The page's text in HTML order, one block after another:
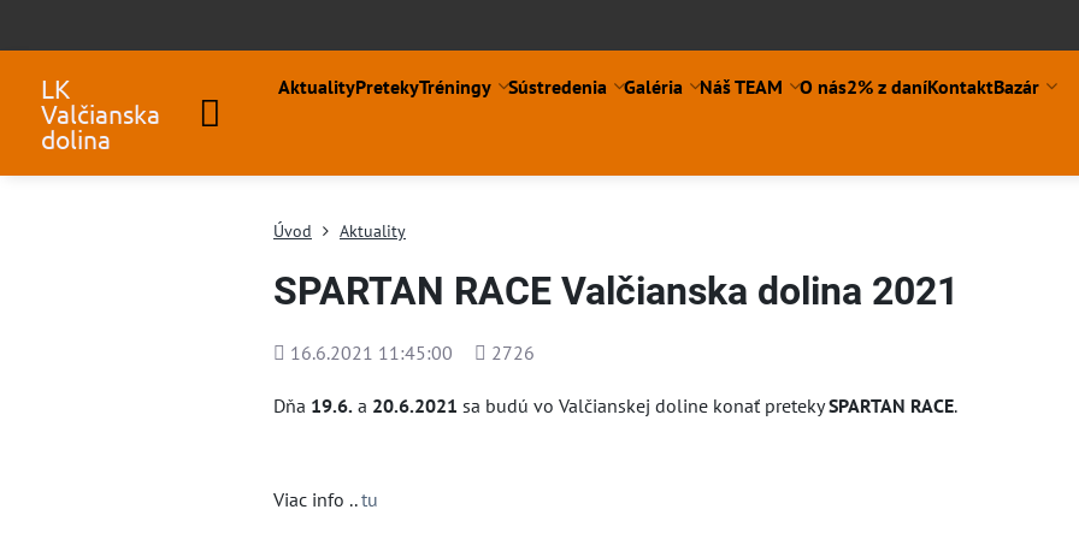
LK
Valčianska
dolina
AktualityPretekyTréningy Sústredenia Galéria Náš TEAM O nás2% z daníKontaktBazár
Úvod Aktuality
SPARTAN RACE Valčianska dolina 2021
Pridané
16.6.2021 11:45:00
Počet
2726
Dňa 19.6.a 20.6.2021 sa budú vo Valčianskej doline konať pretekySPARTAN RACE.
Viac info ..tu